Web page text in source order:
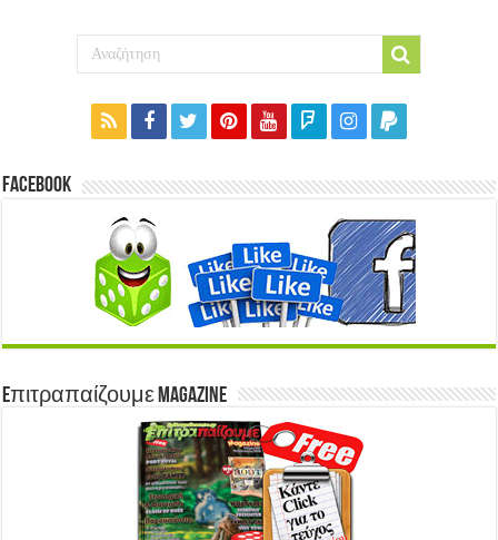
Facebook
Eπιτραπαίζουμε Magazine